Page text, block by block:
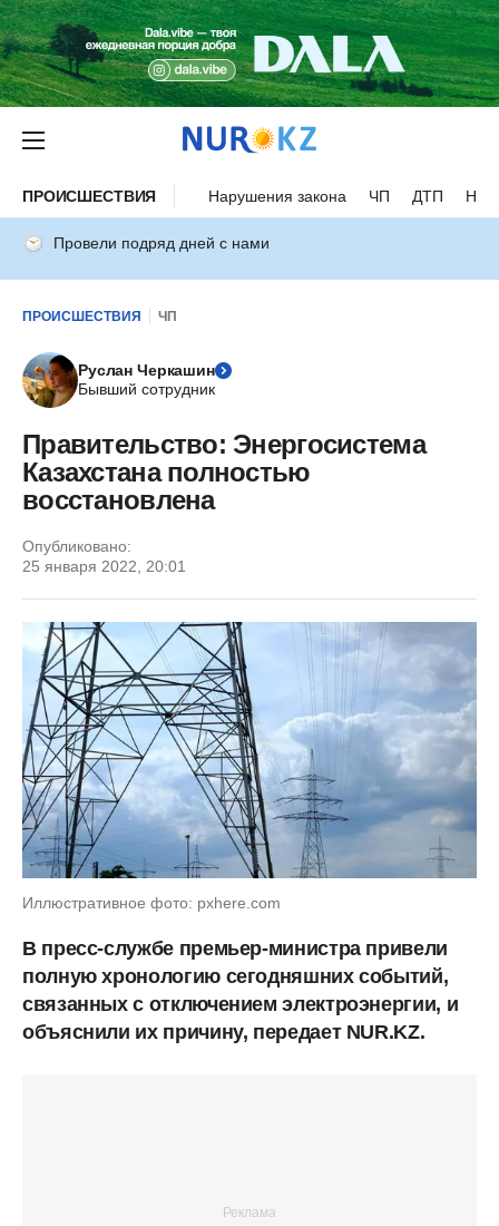
ПРОИСШЕСТВИЯ Нарушения закона ЧП ДТП
Провели подряд дней с нами
ПРОИСШЕСТВИЯ ЧП
Руслан Черкашин
Бывший сотрудник
Правительство: Энергосистема
Казахстана полностью
восстановлена
Опубликовано:
25 января 2022, 20:01
Иллюстративное фото: pxhere.com
В пресс-службе премьер-министра привели
полную хронологию сегодняшних событий,
связанных с отключением электроэнергии, и
объяснили их причину, передает NUR.KZ.